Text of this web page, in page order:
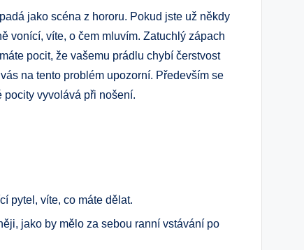
jako scéna z hororu. Pokud jste už někdy
vonící, víte, o čem mluvím. Zatuchlý zápach
pocit, že vašemu prádlu chybí čerstvost
na tento problém upozorní. Především se
pocity vyvolává při nošení.
pytel, víte, co máte dělat.
jako by mělo za sebou ranní vstávání po